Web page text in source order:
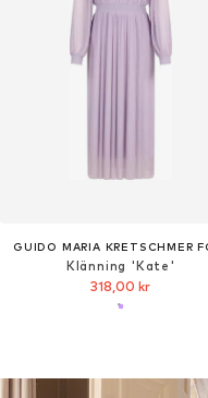
Klänning 'Kate'
318,00 kr